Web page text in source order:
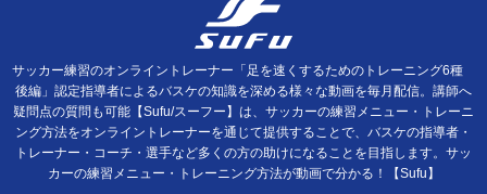
サッカー練習のオンライントレーナー「足を速くするためのトレーニング6種
後編」認定指導者によるバスケの知識を深める様々な動画を毎月配信。講師へ
疑問点の質問も可能【Sufu/スーフー】は、サッカーの練習メニュー・トレーニ
ング方法をオンライントレーナーを通じて提供することで、バスケの指導者・
トレーナー・コーチ・選手など多くの方の助けになることを目指します。サッ
カーの練習メニュー・トレーニング方法が動画で分かる！【Sufu】